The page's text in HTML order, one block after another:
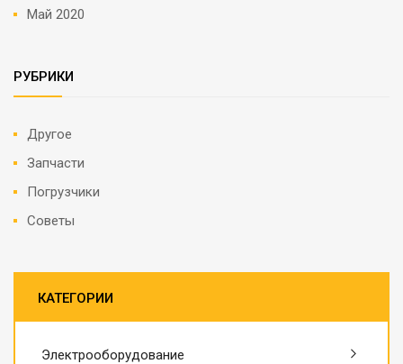
Май 2020
РУБРИКИ
Другое
Запчасти
Погрузчики
Советы
КАТЕГОРИИ
Электрооборудование